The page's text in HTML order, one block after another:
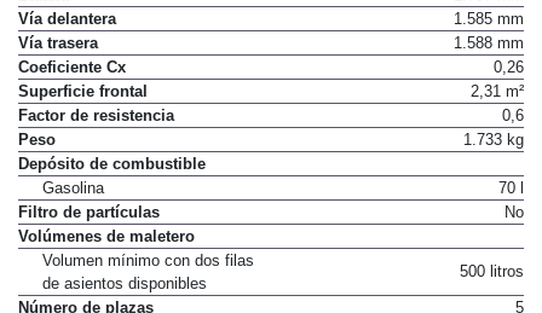
Batalla
2.737 mm
Vía delantera
1.585 mm
Vía trasera
1.588 mm
Coeficiente Cx
0,26
Superficie frontal
2,31 m²
Factor de resistencia
0,6
Peso
Depósito de combustible
Gasolina
70 l
Filtro de partículas
Volúmenes de maletero
Volumen mínimo con dos filas
de asientos disponibles